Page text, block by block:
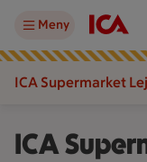
Meny
ICA Supermarket
ICA